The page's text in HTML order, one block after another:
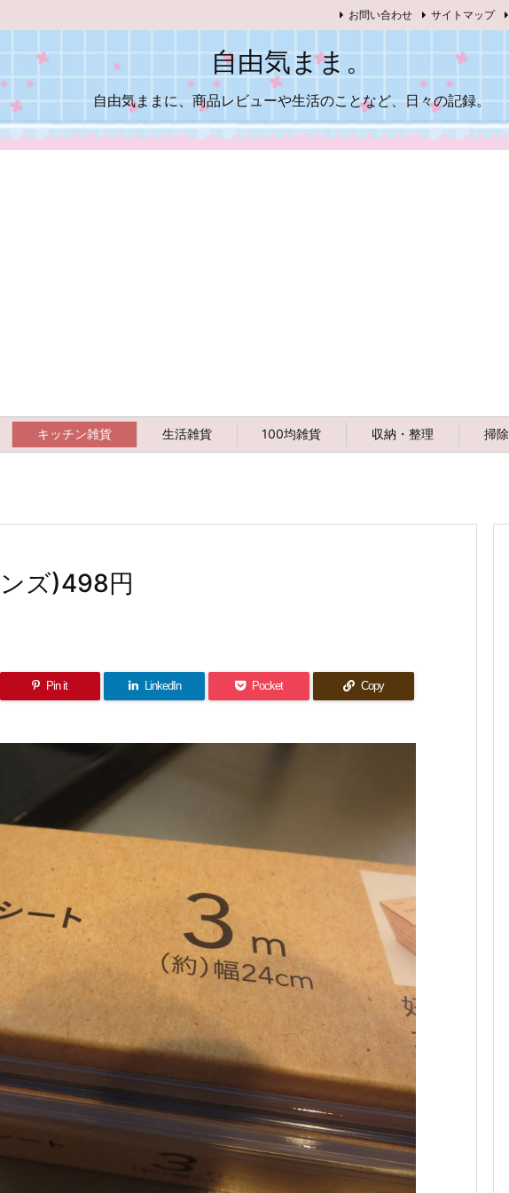
自由気まま。
自由気ままに、商品レビューや生活のことなど、日々の記録。
キッチン雑貨 生活雑貨 100均雑貨 収納・整理 掃除
お問い合わせ サイトマップ
ズ)498円
Pin it LinkedIn Pocket Copy